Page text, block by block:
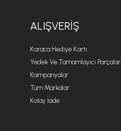
ALIŞVERIŞ
Karaca Hediye Kartı
Yedek Ve Tamamlayıcı Parçalar
Kampanyalar
Tüm Markalar
Kolay İade